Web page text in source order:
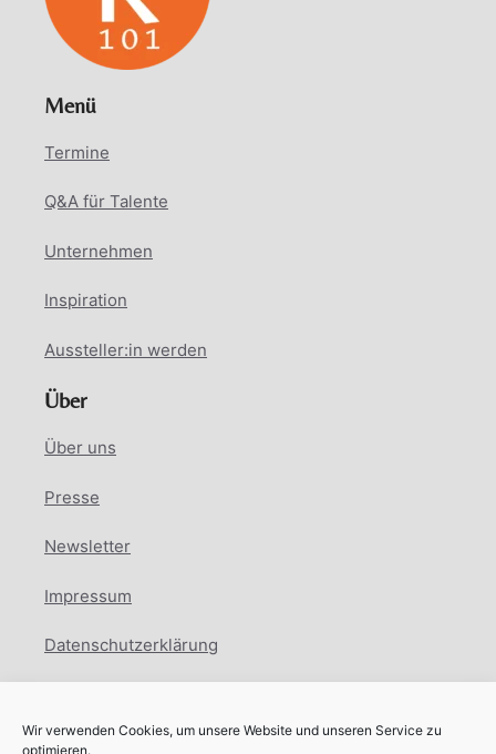
Wir verwenden Cookies, um unsere Website und unseren Service zu
optimieren.
Menü
Termine
Q&A für Talente
Unternehmen
Inspiration
Aussteller:in werden
Über
Über uns
Presse
Newsletter
Impressum
Datenschutzerklärung
Facebook
Instagram
LinkedIn